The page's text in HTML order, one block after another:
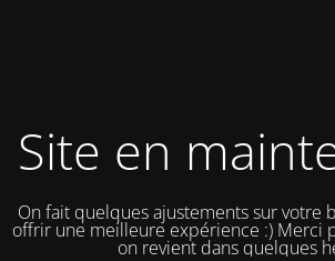
Site en
On fait quelques ajustements sur votre
offrir une meilleure expérience :) Merci
on revient dans quelques